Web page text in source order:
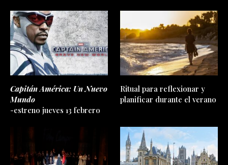
Capitán América: Un Nuevo
Mundo
-estreno jueves 13 febrero
Ritual para reflexionar y
planificar durante el verano